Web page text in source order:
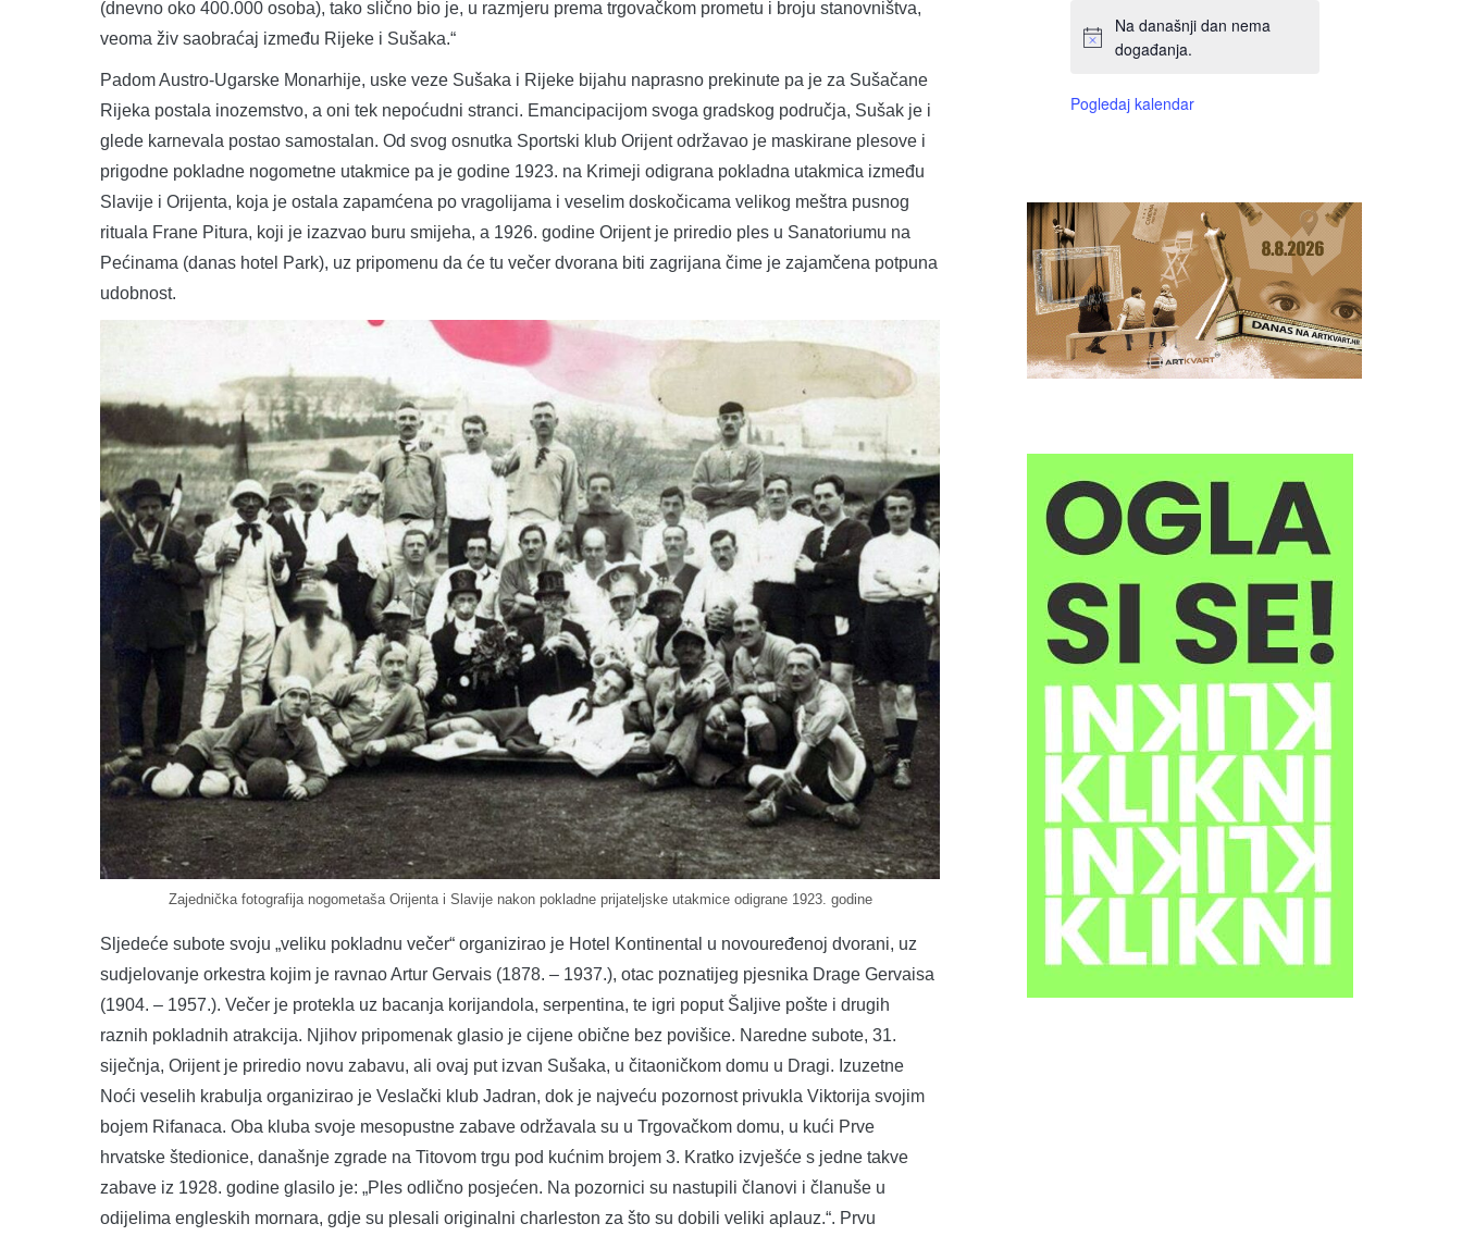
(dnevno oko 400.000 osoba), tako slično bio je, u razmjeru prema trgovačkom prometu i broju stanovništva,
veoma živ saobraćaj između Rijeke i Sušaka.“
Padom Austro-Ugarske Monarhije, uske veze Sušaka i Rijeke bijahu naprasno prekinute pa je za Sušačane
Rijeka postala inozemstvo, a oni tek nepoćudni stranci. Emancipacijom svoga gradskog područja, Sušak je i
glede karnevala postao samostalan. Od svog osnutka Sportski klub Orijent održavao je maskirane plesove i
prigodne pokladne nogometne utakmice pa je godine 1923. na Krimeji odigrana pokladna utakmica između
Slavije i Orijenta, koja je ostala zapamćena po vragolijama i veselim doskočicama velikog meštra pusnog
rituala Frane Pitura, koji je izazvao buru smijeha, a 1926. godine Orijent je priredio ples u Sanatoriumu na
Pećinama (danas hotel Park), uz pripomenu da će tu večer dvorana biti zagrijana čime je zajamčena potpuna
udobnost.
Zajednička fotografija nogometaša Orijenta i Slavije nakon pokladne prijateljske utakmice odigrane 1923. godine
Sljedeće subote svoju „veliku pokladnu večer“ organizirao je Hotel Kontinental u novouređenoj dvorani, uz
sudjelovanje orkestra kojim je ravnao Artur Gervais (1878. – 1937.), otac poznatijeg pjesnika Drage Gervaisa
(1904. – 1957.). Večer je protekla uz bacanja korijandola, serpentina, te igri poput Šaljive pošte i drugih
raznih pokladnih atrakcija. Njihov pripomenak glasio je cijene obične bez povišice. Naredne subote, 31.
siječnja, Orijent je priredio novu zabavu, ali ovaj put izvan Sušaka, u čitaoničkom domu u Dragi. Izuzetne
Noći veselih krabulja organizirao je Veslački klub Jadran, dok je najveću pozornost privukla Viktorija svojim
bojem Rifanaca. Oba kluba svoje mesopustne zabave održavala su u Trgovačkom domu, u kući Prve
hrvatske štedionice, današnje zgrade na Titovom trgu pod kućnim brojem 3. Kratko izvješće s jedne takve
zabave iz 1928. godine glasilo je: „Ples odlično posjećen. Na pozornici su nastupili članovi i članuše u
odijelima engleskih mornara, gdje su plesali originalni charleston za što su dobili veliki aplauz.“. Prvu
Na današnji dan nema
događanja.
Pogledaj kalendar